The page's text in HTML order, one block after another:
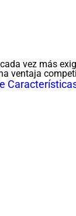
vez más
ventaja